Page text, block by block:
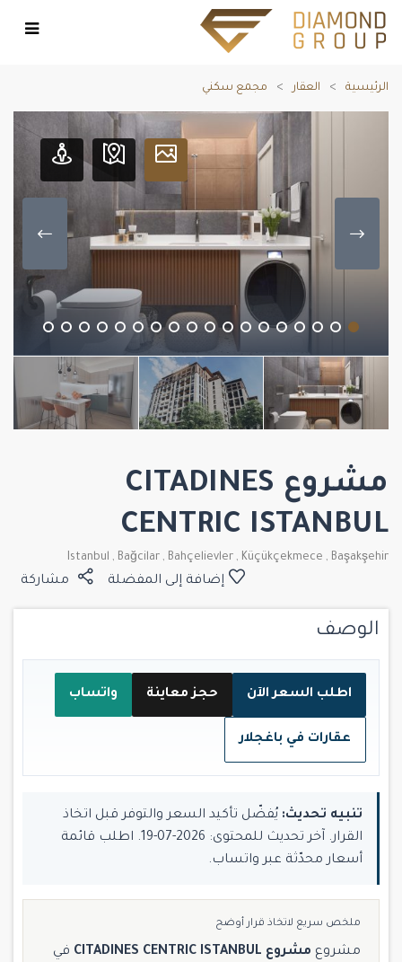
الرئيسية العقار مجمع سكني
مشروع CITADINES
CENTRIC ISTANBUL
Istanbul , Bağcilar , Bahçelievler , Küçükçekmece , Başakşehir
مشاركة إضافة إلى المفضلة
الوصف
اطلب السعر الآن حجز معاينة واتساب
عقارات في باغجلار
تنبيه تحديث: يُفضّل تأكيد السعر والتوفر قبل اتخاذ
القرار. آخر تحديث للمحتوى: 2026-07-19. اطلب قائمة
أسعار محدّثة عبر واتساب.
ملخص سريع لاتخاذ قرار أوضح
مشروع مشروع CITADINES CENTRIC ISTANBUL
في